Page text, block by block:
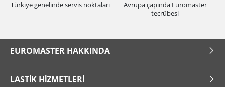
Türkiye genelinde servis noktaları
Avrupa çapında Euromaster
tecrübesi
EUROMASTER HAKKINDA
LASTIK HIZMETLERI